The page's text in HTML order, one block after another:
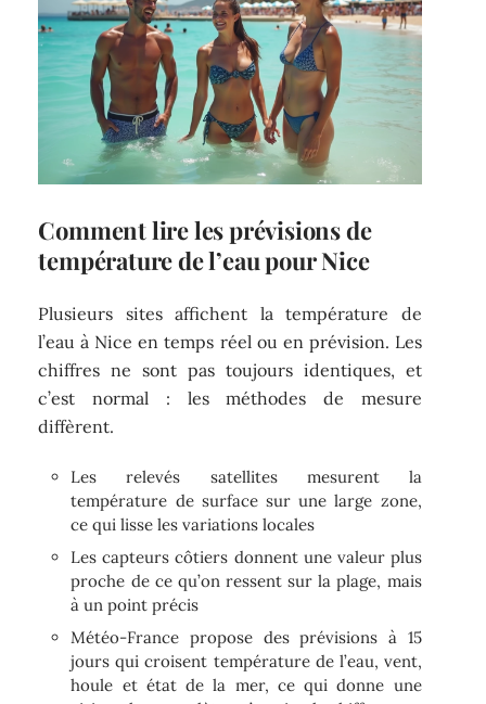
Comment lire les prévisions de
température de l’eau pour Nice
Plusieurs sites affichent la température de
l’eau à Nice en temps réel ou en prévision. Les
chiffres ne sont pas toujours identiques, et
c’est normal : les méthodes de mesure
diffèrent.
Les relevés satellites mesurent la
température de surface sur une large zone,
ce qui lisse les variations locales
Les capteurs côtiers donnent une valeur plus
proche de ce qu’on ressent sur la plage, mais
à un point précis
Météo-France propose des prévisions à 15
jours qui croisent température de l’eau, vent,
houle et état de la mer, ce qui donne une